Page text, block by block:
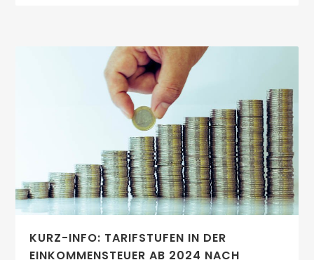
KURZ-INFO: TARIFSTUFEN IN DER
EINKOMMENSTEUER AB 2024 NACH